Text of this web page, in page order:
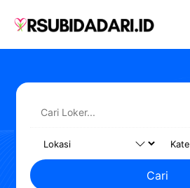
Cari